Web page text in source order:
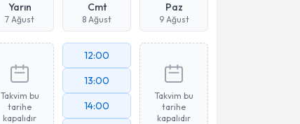
Yarın
7 Ağust
Cmt
8 Ağust
Paz
9 Ağust
Takvim bu
tarihe
kapalıdır
12:00
13:00
14:00
Takvim bu
tarihe
kapalıdır